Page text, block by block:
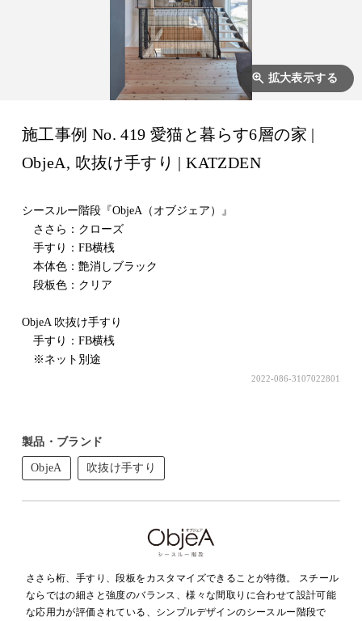
拡大表示する
施工事例 No. 419 愛猫と暮らす6層の家 |
ObjeA, 吹抜け手すり | KATZDEN
シースルー階段『ObjeA（オブジェア）』
ささら：クローズ
手すり：FB横桟
本体色：艶消しブラック
段板色：クリア
ObjeA 吹抜け手すり
手すり：FB横桟
※ネット別途
2022-086-3107022801
製品・ブランド
ObjeA 吹抜け手すり
ささら桁、手すり、段板をカスタマイズできることが特徴。 スチール
ならではの細さと強度のバランス、様々な間取りに合わせて設計可能
な応用力が評価されている、シンプルデザインのシースルー階段で